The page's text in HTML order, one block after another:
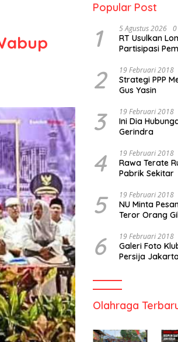
Popular Post
1 5 Agustus 2026
RT Usulkan
Partisipasi
2 19 Februari 2018
Strategi PPP
Gus Yasin
3 19 Februari 2018
Ini Dia
Gerindra
4 19 Februari 2018
Rawa Terate
Pabrik Sekitar
5 19 Februari 2018
NU Minta
Teror Orang
6 19 Februari 2018
Galeri Foto
Persija
Olahraga